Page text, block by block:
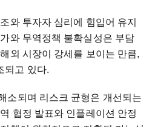
와 투자자 심리에 힘입어 유지
와 무역정책 불확실성은 부담
외 시장이 강세를 보이는 만큼,
되고 있다.
소되며 리스크 균형은 개선되는
협정 발표와 인플레이션 안정